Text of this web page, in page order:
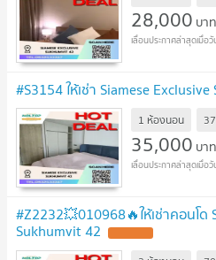
28,000 บา
#S3154 ให้เช่า Siamese
1 ห้องนอน
35,000 บา
#Z2232💥010968🔥ให้เช่าคอนโด
Sukhumvit 42